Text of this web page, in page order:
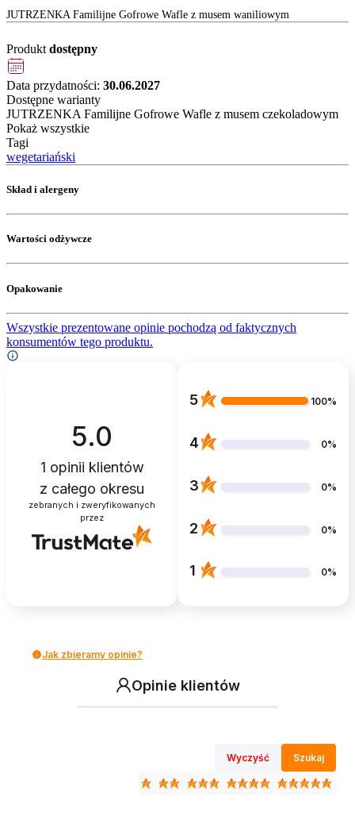
JUTRZENKA Familijne Gofrowe Wafle z musem waniliowym
Produkt dostępny
Data przydatności: 30.06.2027
Dostępne warianty
JUTRZENKA Familijne Gofrowe Wafle z musem czekoladowym
Pokaż wszystkie
Tagi
wegetariański
Skład i alergeny
Wartości odżywcze
Opakowanie
Wszystkie prezentowane opinie pochodzą od faktycznych
konsumentów tego produktu.
5.0
1 opinii klientów
z całego okresu
zebranych i zweryfikowanych
przez
5 100%
4 0%
3 0%
2 0%
1 0%
Jak zbieramy opinie?
Opinie klientów
Wyczyść Szukaj